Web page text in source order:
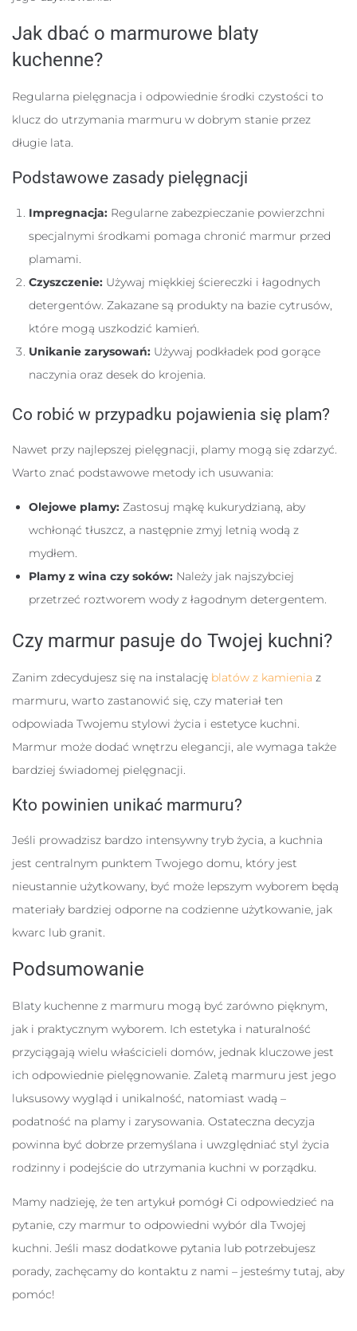
Jak dbać o marmurowe blaty
kuchenne?
Regularna pielęgnacja i odpowiednie środki czystości to
klucz do utrzymania marmuru w dobrym stanie przez
długie lata.
Podstawowe zasady pielęgnacji
Impregnacja: Regularne zabezpieczanie powierzchni
specjalnymi środkami pomaga chronić marmur przed
plamami.
Czyszczenie: Używaj miękkiej ściereczki i łagodnych
detergentów. Zakazane są produkty na bazie cytrusów,
które mogą uszkodzić kamień.
Unikanie zarysowań: Używaj podkładek pod gorące
naczynia oraz desek do krojenia.
Co robić w przypadku pojawienia się plam?
Nawet przy najlepszej pielęgnacji, plamy mogą się zdarzyć.
Warto znać podstawowe metody ich usuwania:
Olejowe plamy: Zastosuj mąkę kukurydzianą, aby
wchłonąć tłuszcz, a następnie zmyj letnią wodą z
mydłem.
Plamy z wina czy soków: Należy jak najszybciej
przetrzeć roztworem wody z łagodnym detergentem.
Czy marmur pasuje do Twojej kuchni?
Zanim zdecydujesz się na instalację blatów z kamienia z
marmuru, warto zastanowić się, czy materiał ten
odpowiada Twojemu stylowi życia i estetyce kuchni.
Marmur może dodać wnętrzu elegancji, ale wymaga także
bardziej świadomej pielęgnacji.
Kto powinien unikać marmuru?
Jeśli prowadzisz bardzo intensywny tryb życia, a kuchnia
jest centralnym punktem Twojego domu, który jest
nieustannie użytkowany, być może lepszym wyborem będą
materiały bardziej odporne na codzienne użytkowanie, jak
kwarc lub granit.
Podsumowanie
Blaty kuchenne z marmuru mogą być zarówno pięknym,
jak i praktycznym wyborem. Ich estetyka i naturalność
przyciągają wielu właścicieli domów, jednak kluczowe jest
ich odpowiednie pielęgnowanie. Zaletą marmuru jest jego
luksusowy wygląd i unikalność, natomiast wadą –
podatność na plamy i zarysowania. Ostateczna decyzja
powinna być dobrze przemyślana i uwzględniać styl życia
rodzinny i podejście do utrzymania kuchni w porządku.
Mamy nadzieję, że ten artykuł pomógł Ci odpowiedzieć na
pytanie, czy marmur to odpowiedni wybór dla Twojej
kuchni. Jeśli masz dodatkowe pytania lub potrzebujesz
porady, zachęcamy do kontaktu z nami – jesteśmy tutaj, aby
pomóc!